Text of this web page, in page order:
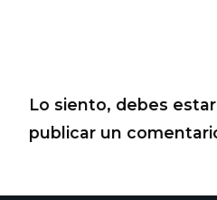
Lo siento, debes estar
publicar un